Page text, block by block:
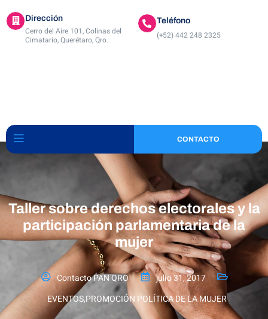
Dirección
Cerro del Aire 101, Colinas del
Cimatario, Querétaro, Qro.
Teléfono
(+52) 442 248 2325
CONTACTO
Taller sobre derechos electorales y la
participación parlamentaria de la
mujer
Contacto PAN QRO
julio 31, 2017
EVENTOS,PROMOCIÓN POLÍTICA DE LA MUJER